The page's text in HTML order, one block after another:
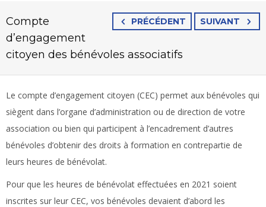
PRÉCÉDENT SUIVANT
Compte
d’engagement
citoyen des bénévoles associatifs
Le compte d’engagement citoyen (CEC) permet aux bénévoles qui
siègent dans l’organe d’administration ou de direction de votre
association ou bien qui participent à l’encadrement d’autres
bénévoles d’obtenir des droits à formation en contrepartie de
leurs heures de bénévolat.
Pour que les heures de bénévolat effectuées en 2021 soient
inscrites sur leur CEC, vos bénévoles devaient d’abord les